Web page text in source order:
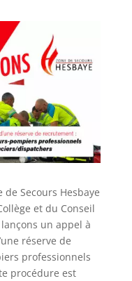
de Secours Hesbaye
et du Conseil
un appel à
réserve de
professionnels
procédure est